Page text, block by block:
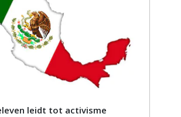
leidt tot activisme